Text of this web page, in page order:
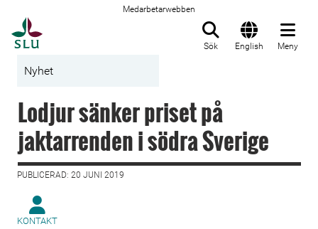
Medarbetarwebben
Sök English Meny
Nyhet
Lodjur sänker priset på
jaktarrenden i södra Sverige
PUBLICERAD: 20 JUNI 2019
KONTAKT